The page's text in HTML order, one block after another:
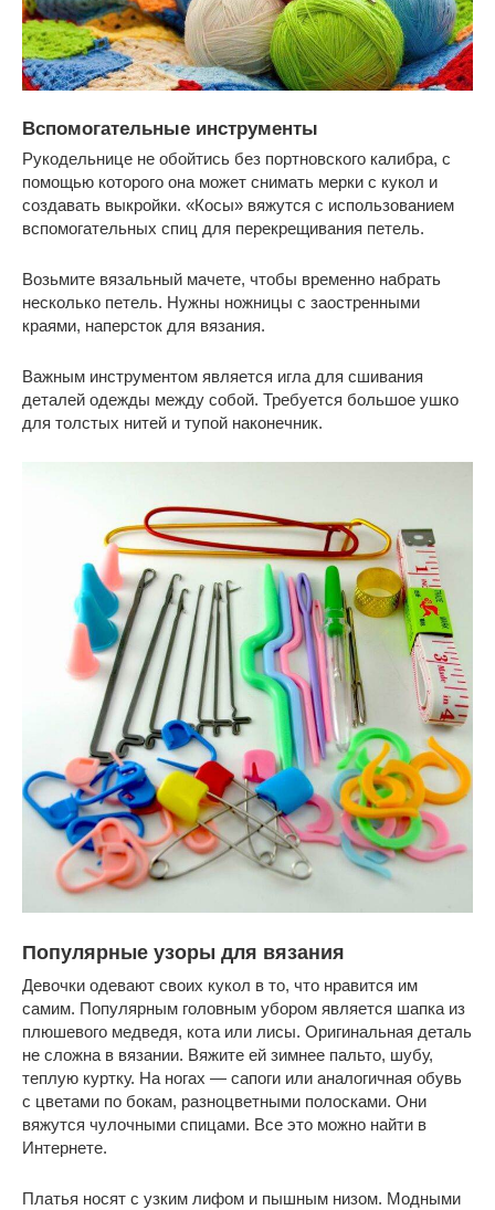
Вспомогательные инструменты
Рукодельнице не обойтись без портновского калибра, с
помощью которого она может снимать мерки с кукол и
создавать выкройки. «Косы» вяжутся с использованием
вспомогательных спиц для перекрещивания петель.
Возьмите вязальный мачете, чтобы временно набрать
несколько петель. Нужны ножницы с заостренными
краями, наперсток для вязания.
Важным инструментом является игла для сшивания
деталей одежды между собой. Требуется большое ушко
для толстых нитей и тупой наконечник.
Популярные узоры для вязания
Девочки одевают своих кукол в то, что нравится им
самим. Популярным головным убором является шапка из
плюшевого медведя, кота или лисы. Оригинальная деталь
не сложна в вязании. Вяжите ей зимнее пальто, шубу,
теплую куртку. На ногах — сапоги или аналогичная обувь
с цветами по бокам, разноцветными полосками. Они
вяжутся чулочными спицами. Все это можно найти в
Интернете.
Платья носят с узким лифом и пышным низом. Модными